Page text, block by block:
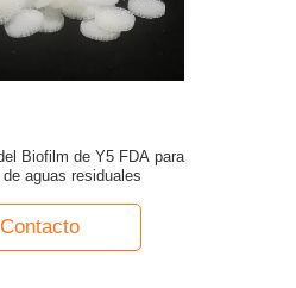
Biofilm de Y5 FDA para
aguas residuales
Contacto